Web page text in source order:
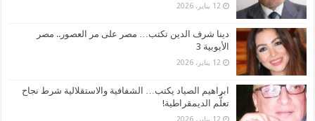
12 يناير، 2026
دينا شرف الدين تكتب… مصر على مر العصور.. مصر
الأيوبية 3
12 يناير، 2026
ابراهيم الصياد يكتب… الشفافية والاستقلالية شرط نجاح
تعلُّم الديمقراطية!
12 يناير، 2026